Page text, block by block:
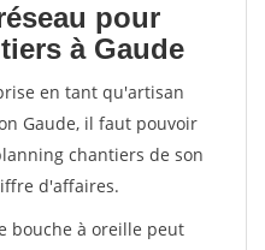
pour
à Gaude
en tant qu'artisan
Gaude, il faut pouvoir
chantiers de son
d'affaires.
bouche à oreille peut